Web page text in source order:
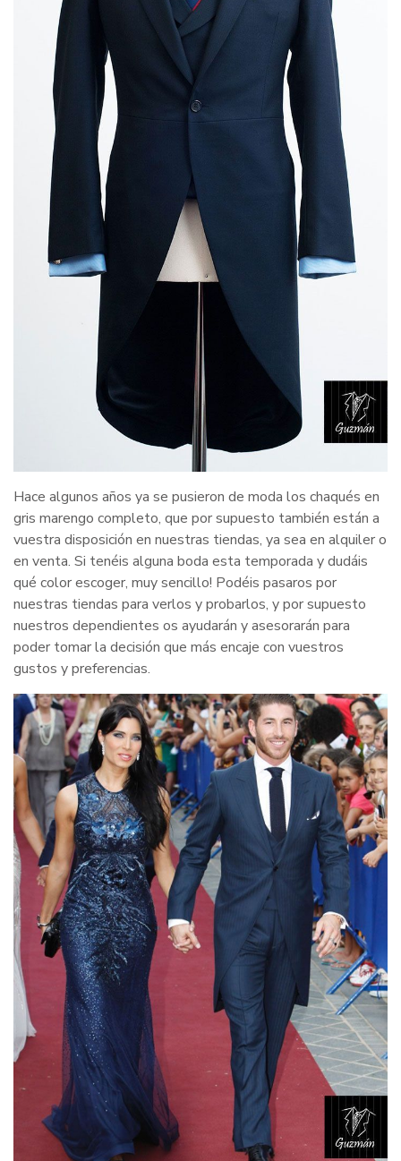
Hace algunos años ya se pusieron de moda los chaqués en
gris marengo completo, que por supuesto también están a
vuestra disposición en nuestras tiendas, ya sea en alquiler o
en venta. Si tenéis alguna boda esta temporada y dudáis
qué color escoger, muy sencillo! Podéis pasaros por
nuestras tiendas para verlos y probarlos, y por supuesto
nuestros dependientes os ayudarán y asesorarán para
poder tomar la decisión que más encaje con vuestros
gustos y preferencias.